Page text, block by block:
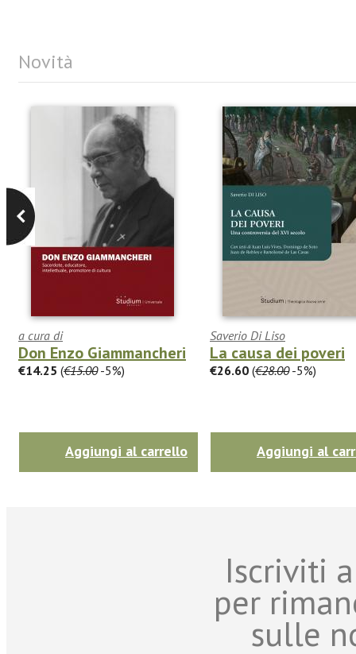
Novità
a cura di
Don Enzo Giammancheri
€14.25 (€15.00-5%)
Aggiungi al carrello
Saverio Di Liso
La causa dei poveri
€26.60 (€28.00-5%)
Aggiungi al
Iscriviti
per
sulle